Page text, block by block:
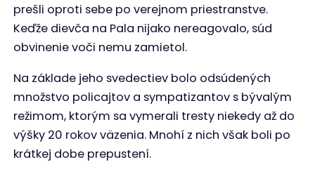
prešli oproti sebe po verejnom priestranstve.
Keďže dievča na Pala nijako nereagovalo, súd
obvinenie voči nemu zamietol.
Na základe jeho svedectiev bolo odsúdených
množstvo policajtov a sympatizantov s bývalým
režimom, ktorým sa vymerali tresty niekedy až do
výšky 20 rokov väzenia. Mnohí z nich však boli po
krátkej dobe prepustení.